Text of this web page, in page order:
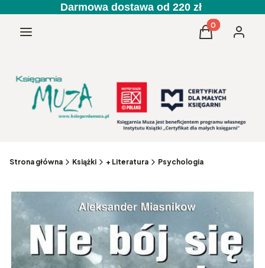
Darmowa dostawa od 220 zł
Menu Produkty w
Koszyk
Strona główna Książki + Literatura Psychologia